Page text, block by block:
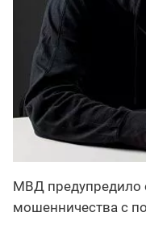
МВД предупредило
мошенничества с